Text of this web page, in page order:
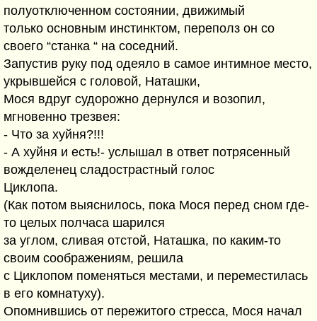
полуотключенном состоянии, движимый
только основным инстинктом, переполз он со
своего “станка “ на соседний.
Запустив руку под одеяло в самое интимное место,
укрывшейся с головой, Наташки,
Мося вдруг судорожно дернулся и возопил,
мгновенно трезвея:
- Что за хуйня?!!!
- А хуйня и есть!- услышал в ответ потрясенный
вожделенец сладострастный голос
Циклопа.
(Как потом выяснилось, пока Мося перед сном где-
то целых полчаса шарился
за углом, сливая отстой, Наташка, по каким-то
своим соображениям, решила
с Циклопом поменяться местами, и переместилась
в его комнатуху).
Опомнившись от пережитого стресса, Мося начал